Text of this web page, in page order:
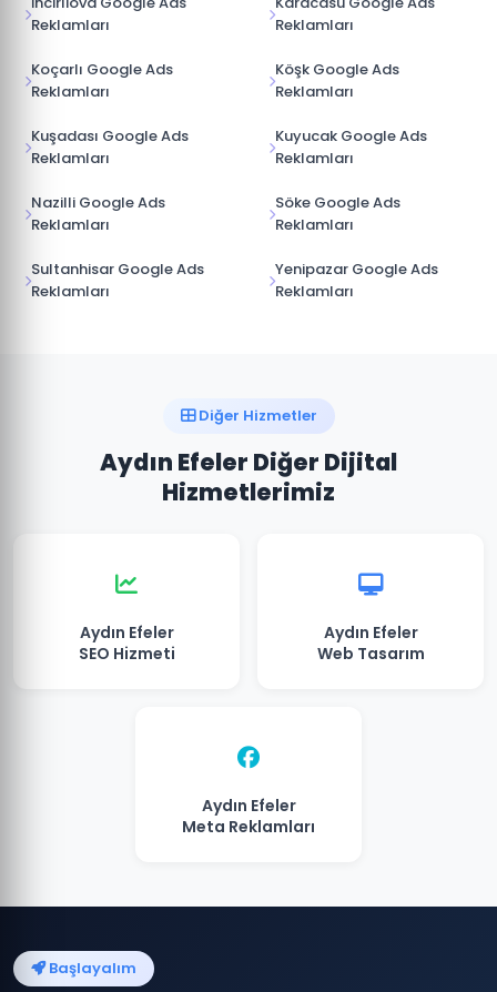
Reklamları
Reklamları
Koçarlı Google Ads
Reklamları
Köşk Google Ads
Reklamları
Kuşadası Google Ads
Reklamları
Kuyucak Google Ads
Reklamları
Nazilli Google Ads
Reklamları
Söke Google Ads
Reklamları
Sultanhisar Google Ads
Reklamları
Yenipazar Google Ads
Reklamları
Diğer Hizmetler
Aydın Efeler Diğer Dijital
Hizmetlerimiz
Aydın Efeler
SEO Hizmeti
Aydın Efeler
Web Tasarım
Aydın Efeler
Meta Reklamları
Başlayalım